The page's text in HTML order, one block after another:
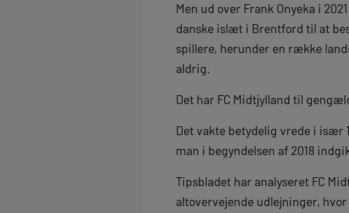
Men ud over Frank Onyeka i
danske islæt i Brentford til at
spillere, herunder en række
aldrig.
Det har FC Midtjylland til
Det vakte betydelig vrede i især
man i begyndelsen af 2018
Tipsbladet har analyseret FC
altovervejende udlejninger,